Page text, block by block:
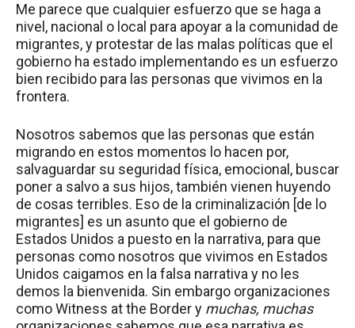
Me parece que cualquier esfuerzo que se haga a
nivel, nacional o local para apoyar a la comunidad de
migrantes, y protestar de las malas políticas que el
gobierno ha estado implementando es un esfuerzo
bien recibido para las personas que vivimos en la
frontera.
Nosotros sabemos que las personas que están
migrando en estos momentos lo hacen por,
salvaguardar su seguridad física, emocional, buscar
poner a salvo a sus hijos, también vienen huyendo
de cosas terribles. Eso de la criminalización [de lo
migrantes] es un asunto que el gobierno de
Estados Unidos a puesto en la narrativa, para que
personas como nosotros que vivimos en Estados
Unidos caigamos en la falsa narrativa y no les
demos la bienvenida. Sin embargo organizaciones
como Witness at the Border y muchas, muchas